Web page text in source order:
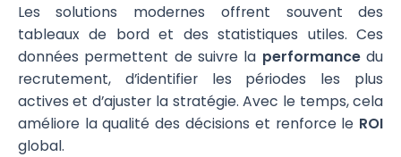
Les solutions modernes offrent souvent des
tableaux de bord et des statistiques utiles. Ces
données permettent de suivre la performancedu
recrutement, d’identifier les périodes les plus
actives et d’ajuster la stratégie. Avec le temps, cela
améliore la qualité des décisions et renforce le ROI
global.